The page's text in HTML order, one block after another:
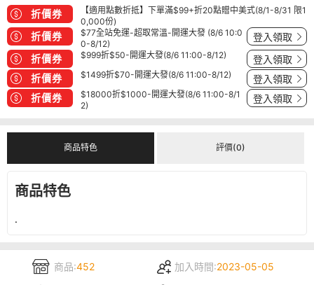
折價券
【適用點數折抵】下單滿$99+折20點贈中美式(8/1-8/31 限1
0,000份)
折價券
$77全站免運-超取常溫-開運大發 (8/6 10:0
0-8/12)
登入領取
折價券 $999折$50-開運大發(8/6 11:00-8/12) 登入領取
折價券 $1499折$70-開運大發(8/6 11:00-8/12) 登入領取
折價券
$18000折$1000-開運大發(8/6 11:00-8/1
2)
登入領取
商品特色 評價(0)
商品特色
.
商品:452 加入時間:2023-05-05